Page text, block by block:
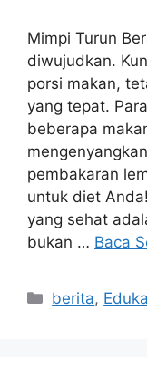
Mimpi Turun
diwujudkan.
porsi makan,
yang tepat.
beberapa
pembakaran
untuk diet
yang sehat
bukan … Baca
Kategori
berita,